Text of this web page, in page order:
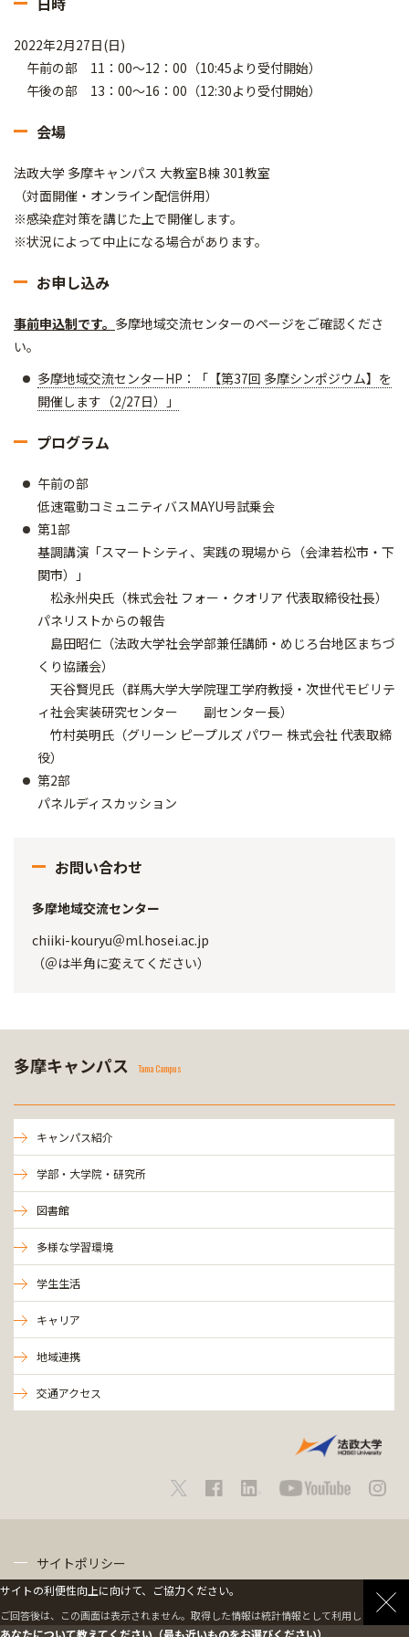
2022年2月27日(日)
午前の部 11：00～12：00（10:45より受付開始）
午後の部 13：00〜16：00（12:30より受付開始）
会場
法政大学 多摩キャンパス 大教室B棟 301教室
（対面開催・オンライン配信併用）
※感染症対策を講じた上で開催します。
※状況によって中止になる場合があります。
お申し込み
事前申込制です。 多摩地域交流センターのページをご確認くださ
い。
多摩地域交流センターHP：「【第37回 多摩シンポジウム】を
開催します（2/27日）」
プログラム
午前の部
低速電動コミュニティバスMAYU号試乗会
第1部
基調講演「スマートシティ、実践の現場から（会津若松市・下
関市）」
松永州央氏（株式会社 フォー・クオリア 代表取締役社長）
パネリストからの報告
島田昭仁（法政大学社会学部兼任講師・めじろ台地区まちづ
くり協議会）
天谷賢児氏（群馬大学大学院理工学府教授・次世代モビリテ
ィ社会実装研究センター 副センター長）
竹村英明氏（グリーン ピープルズ パワー 株式会社 代表取締
役）
第2部
パネルディスカッション
お問い合わせ
多摩地域交流センター
chiiki-kouryu＠ml.hosei.ac.jp
（＠は半角に変えてください）
多摩キャンパス Tama Campus
キャンパス紹介
学部・大学院・研究所
図書館
多様な学習環境
学生生活
キャリア
地域連携
交通アクセス
サイトポリシー
サイトの利便性向上に向けて、ご協力ください。
ご回答後は、この画面は表示されません。取得した情報は統計情報として利用します。
あなたについて教えてください（最も近いものをお選びください）